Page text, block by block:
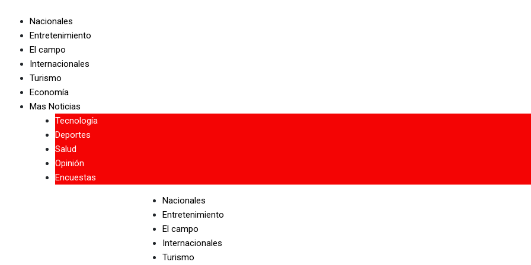
content
Nacionales
Entretenimiento
El campo
Internacionales
Turismo
Economía
Mas Noticias
Tecnología
Deportes
Salud
Opinión
Encuestas
Nacionales
Entretenimiento
El campo
Internacionales
Turismo